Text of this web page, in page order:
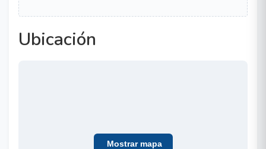
Ubicación
Mostrar mapa